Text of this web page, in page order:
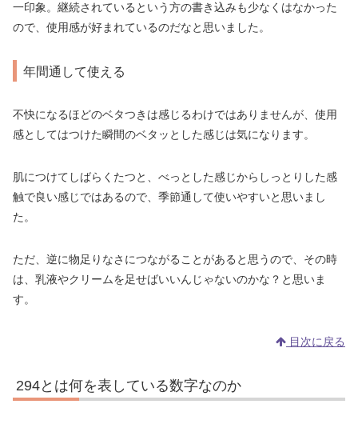
一印象。継続されているという方の書き込みも少なくはなかった
ので、使用感が好まれているのだなと思いました。
年間通して使える
不快になるほどのベタつきは感じるわけではありませんが、使用
感としてはつけた瞬間のベタッとした感じは気になります。
肌につけてしばらくたつと、べっとした感じからしっとりした感
触で良い感じではあるので、季節通して使いやすいと思いまし
た。
ただ、逆に物足りなさにつながることがあると思うので、その時
は、乳液やクリームを足せばいいんじゃないのかな？と思いま
す。
目次に戻る
294とは何を表している数字なのか